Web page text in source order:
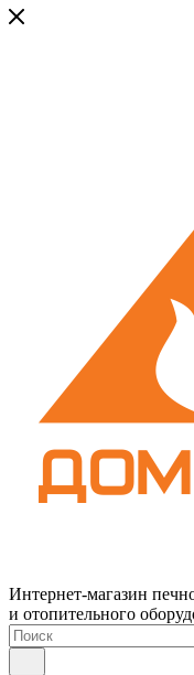
Интернет-магазин
и отопительного